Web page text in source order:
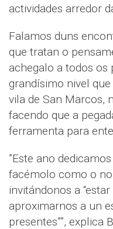
actividades arredor
Falamos duns
que tratan o
achegalo a todos
grandísimo nivel
vila de San Marcos,
facendo que a
ferramenta para
”Este ano
facémolo como o
invitándonos a
aproximarnos a un
presentes””, explica